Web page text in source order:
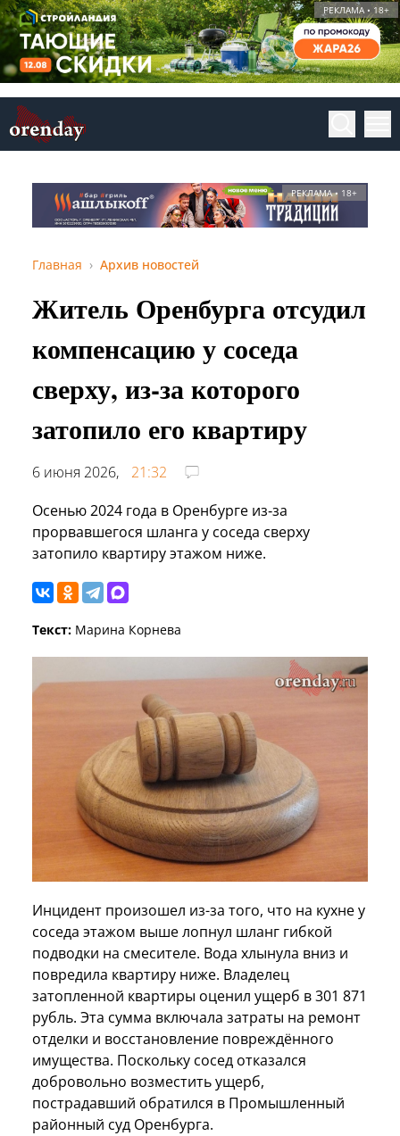
РЕКЛАМА • 18+
РЕКЛАМА • 18+
Главная Архив новостей
Житель Оренбурга отсудил
компенсацию у соседа
сверху, из‑за которого
затопило его квартиру
6 июня 2026,
21:32
Осенью 2024 года в Оренбурге из‑за
прорвавшегося шланга у соседа сверху
затопило квартиру этажом ниже.
Текст: Марина Корнева
Инцидент произошел из-за того, что на кухне у
соседа этажом выше лопнул шланг гибкой
подводки на смесителе. Вода хлынула вниз и
повредила квартиру ниже. Владелец
затопленной квартиры оценил ущерб в 301 871
рубль. Эта сумма включала затраты на ремонт
отделки и восстановление повреждённого
имущества. Поскольку сосед отказался
добровольно возместить ущерб,
пострадавший обратился в Промышленный
районный суд Оренбурга.